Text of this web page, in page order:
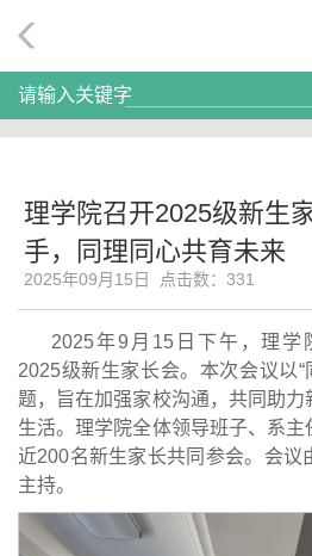
请输入关键字
理学院召开2025级新生
手，同理同心共育未来
2025年09月15日 点击数： 331
2025年9月15日下午，理学
2025级新生家长会。本次会议以“
题，旨在加强家校沟通，共同助
生活。理学院全体领导班子、系
近200名新生家长共同参会。会议
主持。